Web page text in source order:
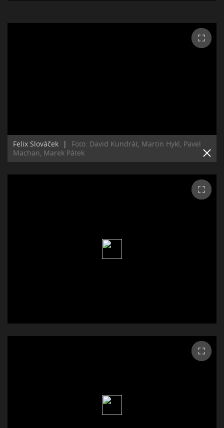
Felix Slováček |
Foto: David Kundrát, Martin Hykl, Pavel
Machan, Marek Pátek